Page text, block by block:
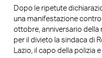
Dopo le ripetute
una manifestazione
ottobre, anniversario della
per il divieto la sindaca di
Lazio, il capo della polizia